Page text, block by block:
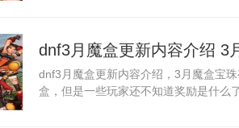
dnf3月魔盒更新内容介绍 3
dnf3月魔盒更新内容介绍，3月魔盒宝
盒，但是一些玩家还不知道奖励是什么